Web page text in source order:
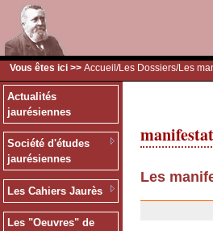
Vous êtes ici >> Accueil /Les Dossiers/Les
Actualités
jaurésiennes
Société d'études
jaurésiennes
Les Cahiers Jaurès
Les "Oeuvres" de
Les